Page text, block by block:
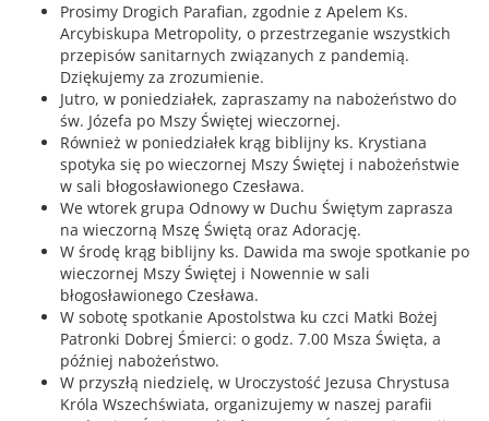
Prosimy Drogich Parafian, zgodnie z Apelem Ks.
Arcybiskupa Metropolity, o przestrzeganie wszystkich
przepisów sanitarnych związanych z pandemią.
Dziękujemy za zrozumienie.
Jutro, w poniedziałek, zapraszamy na nabożeństwo do
św. Józefa po Mszy Świętej wieczornej.
Również w poniedziałek krąg biblijny ks. Krystiana
spotyka się po wieczornej Mszy Świętej i nabożeństwie
w sali błogosławionego Czesława.
We wtorek grupa Odnowy w Duchu Świętym zaprasza
na wieczorną Mszę Świętą oraz Adorację.
W środę krąg biblijny ks. Dawida ma swoje spotkanie po
wieczornej Mszy Świętej i Nowennie w sali
błogosławionego Czesława.
W sobotę spotkanie Apostolstwa ku czci Matki Bożej
Patronki Dobrej Śmierci: o godz. 7.00 Msza Święta, a
później nabożeństwo.
W przyszłą niedzielę, w Uroczystość Jezusa Chrystusa
Króla Wszechświata, organizujemy w naszej parafii